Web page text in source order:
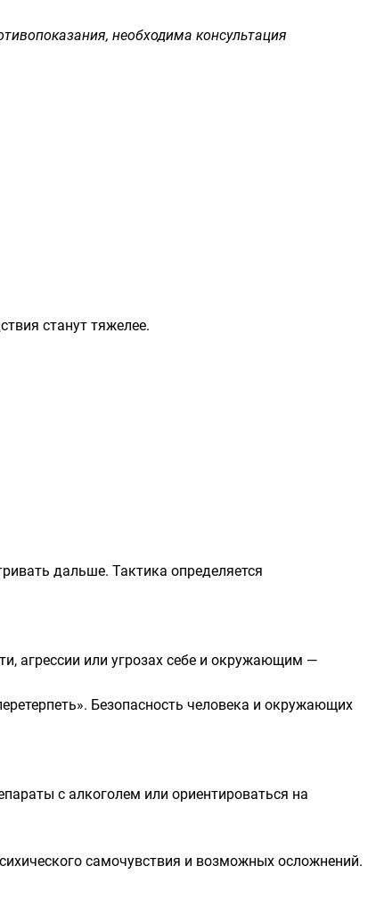
необходима консультация
станут тяжелее.
дальше. Тактика определяется
агрессии или угрозах себе и окружающим —
Безопасность человека и окружающих
с алкоголем или ориентироваться на
самочувствия и возможных осложнений.